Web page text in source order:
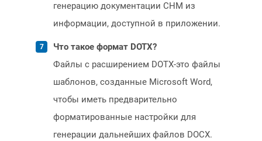
генерацию документации CHM из
информации, доступной в приложении.
Что такое формат DOTX?
Файлы с расширением DOTX-это файлы
шаблонов, созданные Microsoft Word,
чтобы иметь предварительно
форматированные настройки для
генерации дальнейших файлов DOCX.